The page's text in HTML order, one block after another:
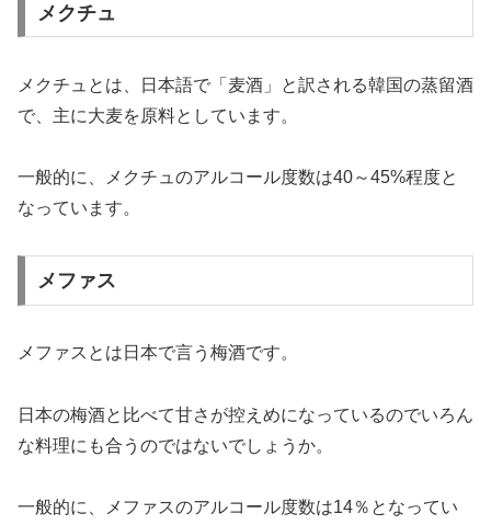
メクチュ
メクチュとは、日本語で「麦酒」と訳される韓国の蒸留酒
で、主に大麦を原料としています。
一般的に、メクチュのアルコール度数は40～45%程度と
なっています。
メファス
メファスとは日本で言う梅酒です。
日本の梅酒と比べて甘さが控えめになっているのでいろん
な料理にも合うのではないでしょうか。
一般的に、メファスのアルコール度数は14％となってい